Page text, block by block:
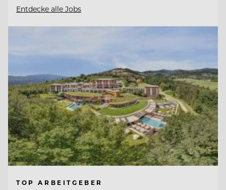
Entdecke alle Jobs
TOP ARBEITGEBER